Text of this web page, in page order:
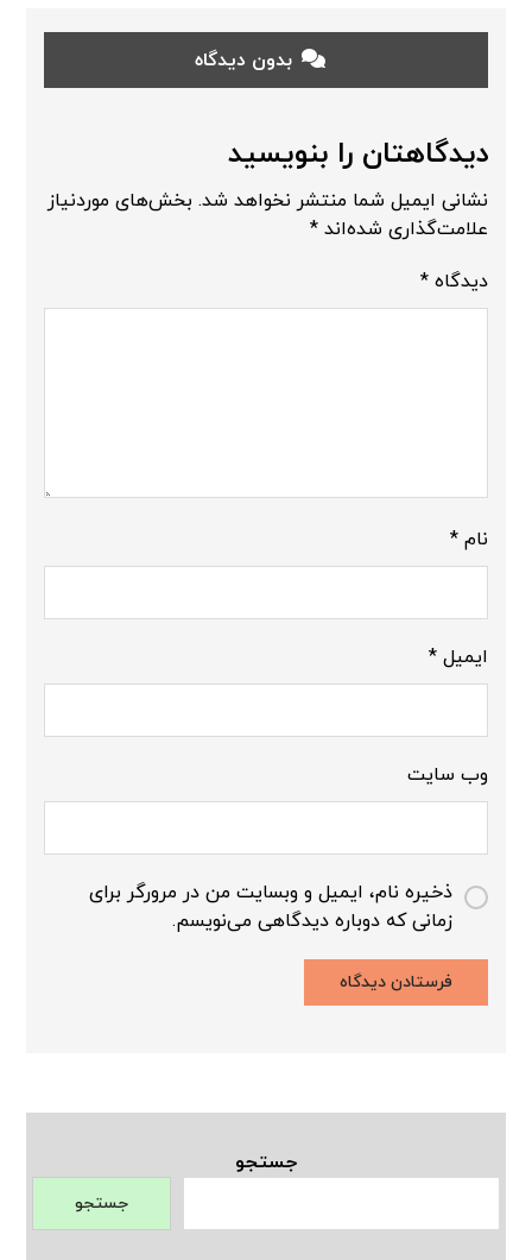
بدون دیدگاه
دیدگاهتان را بنویسید
نشانی ایمیل شما منتشر نخواهد شد. بخش‌های موردنیاز
علامت‌گذاری شده‌اند*
دیدگاه*
نام*
ایمیل*
وب‌ سایت
ذخیره نام، ایمیل و وبسایت من در مرورگر برای
زمانی که دوباره دیدگاهی می‌نویسم.
جستجو
جستجو